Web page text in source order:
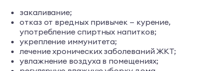
закаливание;
отказ от вредных привычек — курение,
употребление спиртных напитков;
укрепление иммунитета;
лечение хронических заболеваний ЖКТ;
увлажнение воздуха в помещениях;